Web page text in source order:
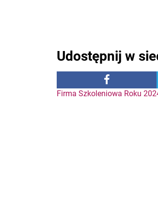
Udostępnij w
Nawigacja
Firma Szkoleniowa Roku